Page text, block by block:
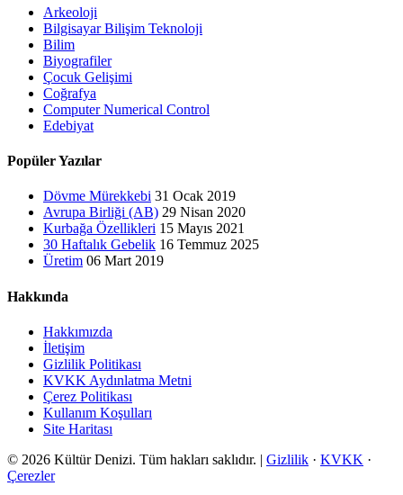
Arkeoloji
Bilgisayar Bilişim Teknoloji
Bilim
Biyografiler
Çocuk Gelişimi
Coğrafya
Computer Numerical Control
Edebiyat
Popüler Yazılar
Dövme Mürekkebi 31 Ocak 2019
Avrupa Birliği (AB) 29 Nisan 2020
Kurbağa Özellikleri 15 Mayıs 2021
30 Haftalık Gebelik 16 Temmuz 2025
Üretim 06 Mart 2019
Hakkında
Hakkımızda
İletişim
Gizlilik Politikası
KVKK Aydınlatma Metni
Çerez Politikası
Kullanım Koşulları
Site Haritası
© 2026 Kültür Denizi. Tüm hakları saklıdır. | Gizlilik · KVKK ·
Çerezler